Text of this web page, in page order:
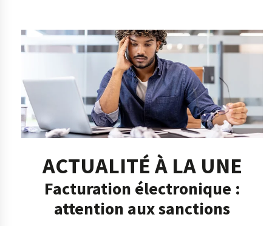
ACTUALITÉ À LA UNE
Facturation électronique :
attention aux sanctions